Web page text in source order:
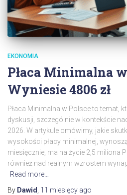
EKONOMIA
Płaca Minimalna
Wyniesie 4806 zł
Płaca Minimalna w Polsce to temat,
dyskusji, szczególnie w kontekście
2026. W artykule omówimy, jakie
wysokości płacy minimalnej,
miesięcznie, ma na życie 2,5 miliona
również nad realnym wzrostem
Read more…
By Dawid, 11 miesięcy ago